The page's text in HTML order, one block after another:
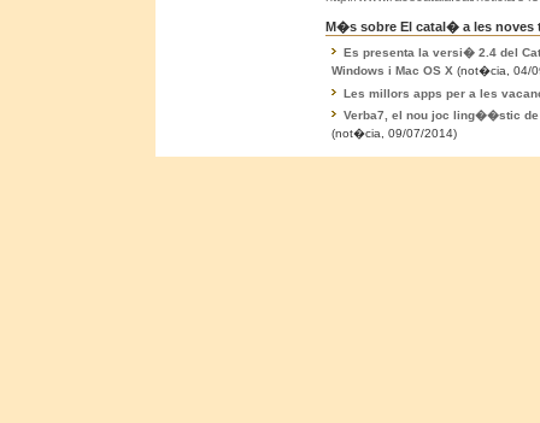
M�s sobre El catal� a les noves
Es presenta la versi� 2.4 del
Windows i Mac OS X (not�cia, 04/
Les millors apps per a les
Verba7, el nou joc ling��stic
(not�cia, 09/07/2014)